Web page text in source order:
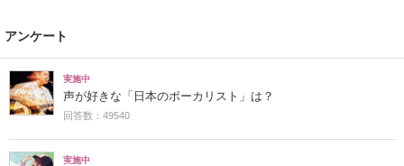
アンケート
実施中
声が好きな「日本のボーカリスト」は？
回答数：49540
実施中